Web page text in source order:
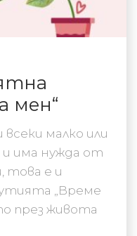
мен“
малко или
има нужда от
това е и
„Време
през живота